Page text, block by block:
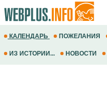
КАЛЕНДАРЬ ПОЖЕЛАНИЯ
ИЗ ИСТОРИИ... НОВОСТИ